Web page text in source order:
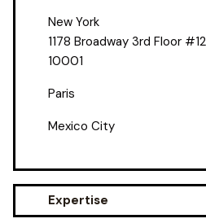
New York
1178 Broadway 3rd Floor
10001
Paris
Mexico City
Expertise